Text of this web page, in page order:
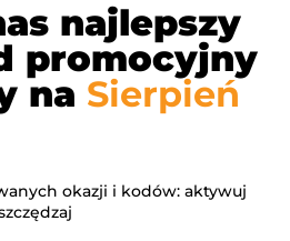
najlepszy
promocyjny
na Sierpień
okazji i kodów: aktywuj